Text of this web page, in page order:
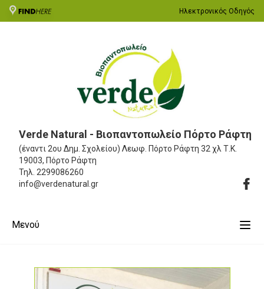
Ηλεκτρονικός Οδηγός
Verde Natural - Βιοπαντοπωλείο Πόρτο Ράφτη
(έναντι 2ου Δημ. Σχολείου) Λεωφ. Πόρτο Ράφτη 32 χλ Τ.Κ.
19003, Πόρτο Ράφτη
Τηλ. 2299086260
info@verdenatural.gr
Μενού